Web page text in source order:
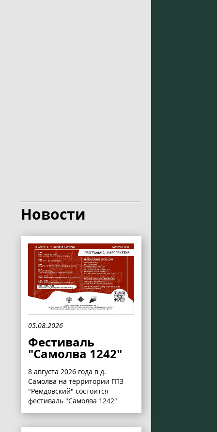
Новости
05.08.2026
Фестиваль
"Самолва 1242"
8 августа 2026 года в д.
Самолва на территории ГПЗ
"Ремдовский" состоится
фестиваль "Самолва 1242"